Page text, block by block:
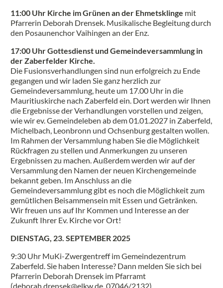
11:00 Uhr Kirche im Grünen an der Ehmetsklinge mit
Pfarrerin Deborah Drensek. Musikalische Begleitung durch
den Posaunenchor Vaihingen an der Enz.
17:00 Uhr Gottesdienst und Gemeindeversammlung in
der Zaberfelder Kirche.
Die Fusionsverhandlungen sind nun erfolgreich zu Ende
gegangen und wir laden Sie ganz herzlich zur
Gemeindeversammlung, heute um 17.00 Uhr in die
Mauritiuskirche nach Zaberfeld ein. Dort werden wir Ihnen
die Ergebnisse der Verhandlungen vorstellen und zeigen,
wie wir ev. Gemeindeleben ab dem 01.01.2027 in Zaberfeld,
Michelbach, Leonbronn und Ochsenburg gestalten wollen.
Im Rahmen der Versammlung haben Sie die Möglichkeit
Rückfragen zu stellen und Anmerkungen zu unseren
Ergebnissen zu machen. Außerdem werden wir auf der
Versammlung den Namen der neuen Kirchengemeinde
bekannt geben. Im Anschluss an die
Gemeindeversammlung gibt es noch die Möglichkeit zum
gemütlichen Beisammensein mit Essen und Getränken.
Wir freuen uns auf Ihr Kommen und Interesse an der
Zukunft Ihrer Ev. Kirche vor Ort!
DIENSTAG, 23. SEPTEMBER 2025
9:30 Uhr MuKi-Zwergentreff im Gemeindezentrum
Zaberfeld. Sie haben Interesse? Dann melden Sie sich bei
Pfarrerin Deborah Drensek im Pfarramt
(deborah.drensek@elkw.de, 07046/2132)